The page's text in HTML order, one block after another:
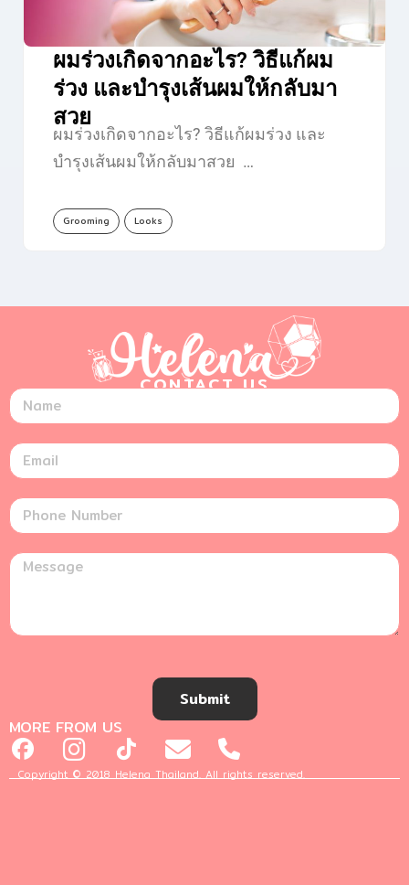
ผมร่วงเกิดจากอะไร? วิธีแก้ผม
ร่วง และบำรุงเส้นผมให้กลับมา
สวย
ผมร่วงเกิดจากอะไร? วิธีแก้ผมร่วง และ
บำรุงเส้นผมให้กลับมาสวย …
Grooming Looks
CONTACT US
Submit
MORE FROM US
Copyright © 2018 Helena Thailand. All rights reserved.